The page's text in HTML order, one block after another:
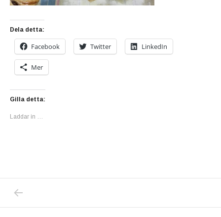
Dela detta:
Facebook Twitter LinkedIn
Mer
Gilla detta:
Laddar in …
Inläggsnavigering